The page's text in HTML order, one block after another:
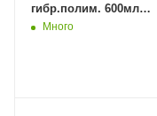
гибр.полим. 600мл
(белый) KBP-524 файл-
Много